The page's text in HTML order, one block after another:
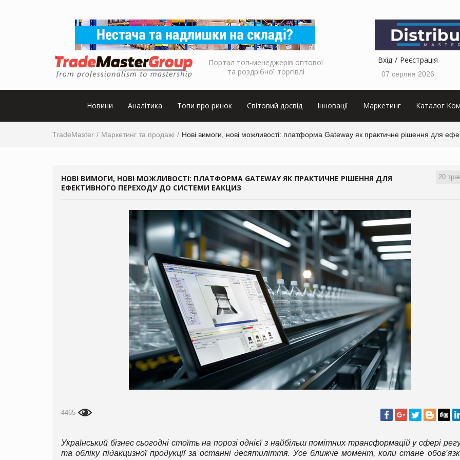
Портал топ-менеджерів оптової
та роздрібної торгівлі
Вхід Реєстрація
07 серпня 2026
Новини Аналітика Топи про ринок Світовий досвід Інновації Маркетинг Каталог
TradeMaster Маркетинг та продажі Нові вимоги, нові можливості: платформа Gateway як практичне рішення для
20
НОВІ ВИМОГИ, НОВІ МОЖЛИВОСТІ: ПЛАТФОРМА GATEWAY ЯК ПРАКТИЧНЕ РІШЕННЯ ДЛЯ
ЕФЕКТИВНОГО ПЕРЕХОДУ ДО СИСТЕМИ ЕАКЦИЗ
4465
Український бізнес сьогодні стоїть на порозі однієї з найбільш помітних трансформацій у сфері
та обліку підакцизної продукції за останні десятиліття. Усе ближче момент, коли стане